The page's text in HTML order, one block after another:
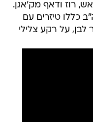
רוז ודאף מק'אגן.
כללו טיזרים עם
על רקע צלילי